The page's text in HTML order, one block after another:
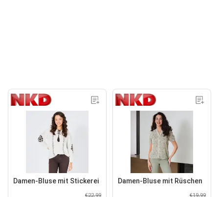
Damen-Bluse mit Stickerei
€22,99
Damen-Bluse mit Rüschen
€19,99